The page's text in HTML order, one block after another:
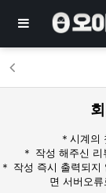
＊시계의
＊ 작성 해주신
＊ 작성 즉시 출력되
면 서버오